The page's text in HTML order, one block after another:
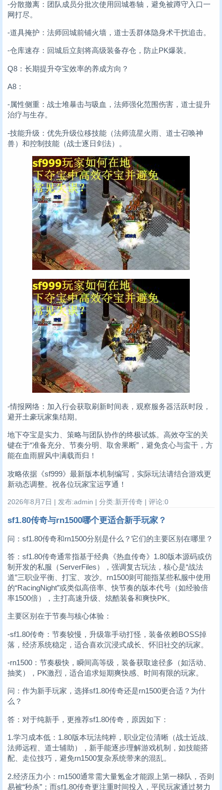
-分散撤离：团队成员分批次使用回城卷轴，避免被蹲守入口一
网打尽。
-道具掩护：法师回城前铺火墙，道士丢群体隐身术干扰追击。
-仓库速存：回城后立刻将高级装备存仓，防止PK爆装。
Q8：长期提升夺宝效率的养成方向？
A8：
-属性侧重：战士堆暴击与吸血，法师强化范围伤害，道士提升
治疗与生存。
-技能升级：优先升级位移技能（法师流星火雨、道士召唤神
兽）和控制技能（战士逐日剑法）。
-情报网络：加入行会获取刷新时间表，观察服务器活跃时段，
避开土豪玩家集结期。
地下夺宝是实力、策略与团队协作的终极试炼。高效夺宝的关
键在于“准备充分、节奏分明、取舍果断”，避免贪心与蛮干，方
能在血雨腥风中满载而归！
攻略依据《sf999》最新版本机制编写，实际玩法请结合游戏更
新动态调整。祝各位玩家宝运亨通！
2026年8月7日 | 发布:admin | 分类:新开传奇 | 评论:0
sf1.80传奇与rn1500哪个更适合新手玩家？
问：sf1.80传奇和rn1500分别是什么？它们的主要区别在哪里？
答：sf1.80传奇通常指基于经典《热血传奇》1.80版本源码或仿
制开发的私服（ServerFiles），强调复古玩法，核心是“战法
道”三职业平衡、打宝、攻沙。rn1500则可能指某些私服中使用
的“RacingNight”或类似高倍率、快节奏的版本代号（如经验倍
率1500倍），主打高速升级、炫酷装备和爽快PK。
主要区别在于节奏与核心体验：
-sf1.80传奇：节奏较慢，升级靠手动打怪，装备依赖BOSS掉
落，经济系统稳定，适合喜欢沉浸式成长、怀旧社交的玩家。
-rn1500：节奏极快，瞬间高等级，装备获取途径多（如活动、
抽奖），PK激烈，适合追求短期爽快感、时间有限的玩家。
问：作为新手玩家，选择sf1.80传奇还是rn1500更合适？为什
么？
答：对于纯新手，更推荐sf1.80传奇，原因如下：
1.学习成本低：1.80版本玩法纯粹，职业定位清晰（战士近战、
法师远程、道士辅助），新手能逐步理解游戏机制，如技能搭
配、走位技巧，避免rn1500复杂系统带来的混乱。
2.经济压力小：rn1500通常需大量氪金才能跟上第一梯队，否则
易被“秒杀”；而sf1.80传奇更注重时间投入，平民玩家通过努力